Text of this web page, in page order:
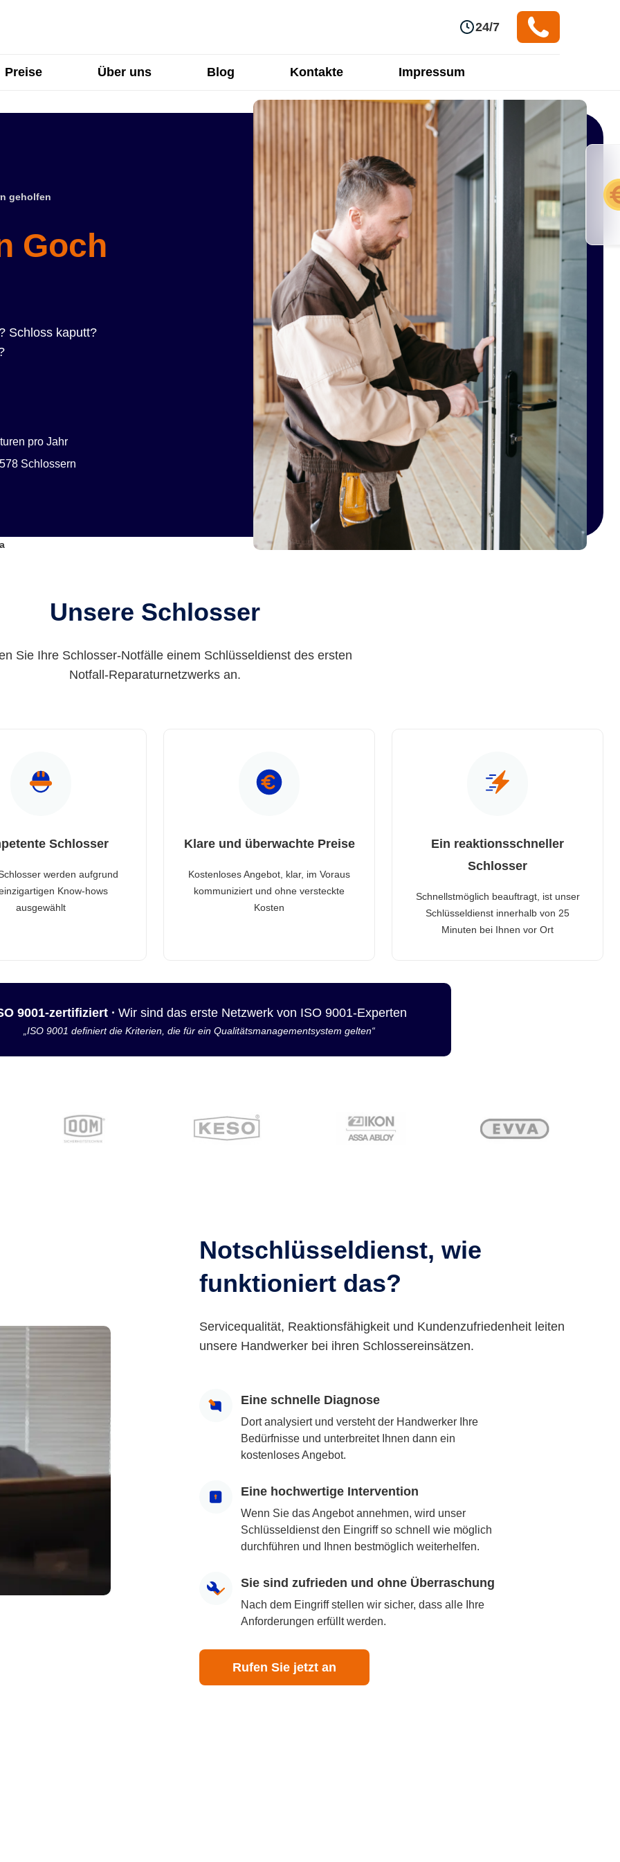
24/7
Preise Über uns Blog Kontakte Impressum
geholfen
Goch
Schloss kaputt?
pro Jahr
Schlossern
Unsere Schlosser
Sie Ihre Schlosser-Notfälle einem Schlüsseldienst des ersten
Notfall-Reparaturnetzwerks an.
Schlosser
werden aufgrund
Know-hows
ausgewählt
Klare und überwachte Preise
Kostenloses Angebot, klar, im Voraus
kommuniziert und ohne versteckte
Kosten
Ein reaktionsschneller
Schlosser
Schnellstmöglich beauftragt, ist unser
Schlüsseldienst innerhalb von 25
Minuten bei Ihnen vor Ort
9001-zertifiziert · Wir sind das erste Netzwerk von ISO 9001-Experten
„ISO 9001 definiert die Kriterien, die für ein Qualitätsmanagementsystem gelten“
Notschlüsseldienst, wie
funktioniert das?
Servicequalität, Reaktionsfähigkeit und Kundenzufriedenheit leiten
unsere Handwerker bei ihren Schlossereinsätzen.
Eine schnelle Diagnose
Dort analysiert und versteht der Handwerker Ihre
Bedürfnisse und unterbreitet Ihnen dann ein
kostenloses Angebot.
Eine hochwertige Intervention
Wenn Sie das Angebot annehmen, wird unser
Schlüsseldienst den Eingriff so schnell wie möglich
durchführen und Ihnen bestmöglich weiterhelfen.
Sie sind zufrieden und ohne Überraschung
Nach dem Eingriff stellen wir sicher, dass alle Ihre
Anforderungen erfüllt werden.
Rufen Sie jetzt an